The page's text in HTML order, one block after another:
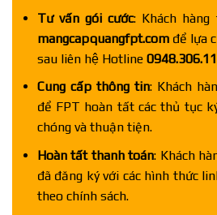
Tư vấn gói cước: Khách
mangcapquangfpt.comđể lựa
sau liên hệ Hotline
Cung cấp thông tin: Khách
để FPT hoàn tất các thủ tục
chóng và thuận tiện.
Hoàn tất thanh toán: Khách
đã đăng ký với các hình thức
theo chính sách.